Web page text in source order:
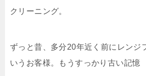
クリーニング。
ずっと昔、多分20年近く前にレンジ
いうお客様。もうすっかり古い記憶